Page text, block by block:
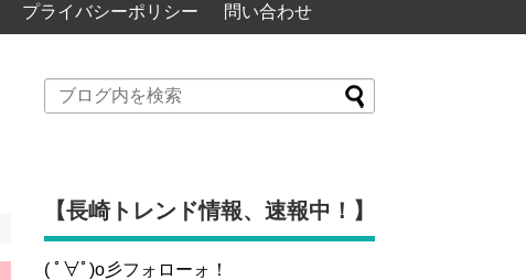
プライバシーポリシー 問い合わせ
【長崎トレンド情報、速報中！】
( ﾟ∀ﾟ)o彡フォローォ！